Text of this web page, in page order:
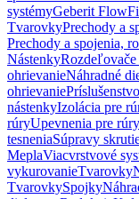
systémyGeberit
TvarovkyPrechody a
Prechody a spojenia,
Nástenky
ohrievanieNáhradné
ohrievaniePríslušenstvo
nástenkyIzolácia pre
rúryUpevnenia pre rúry
tesneniaSúpravy
MeplaViacvrstvové
vykurovanieTvarovky
TvarovkySpojky